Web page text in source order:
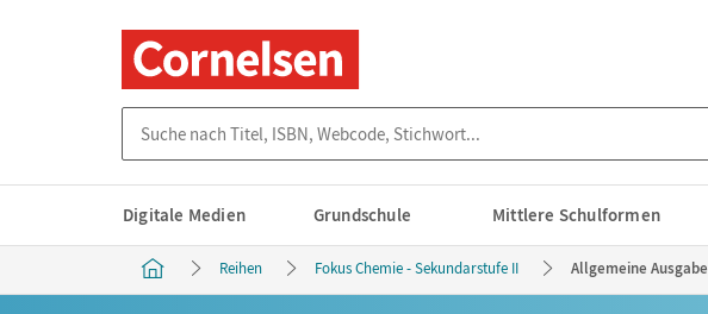
Digitale Medien Grundschule Mittlere Schulformen
Reihen Fokus Chemie - Sekundarstufe II Allgemeine Ausgabe